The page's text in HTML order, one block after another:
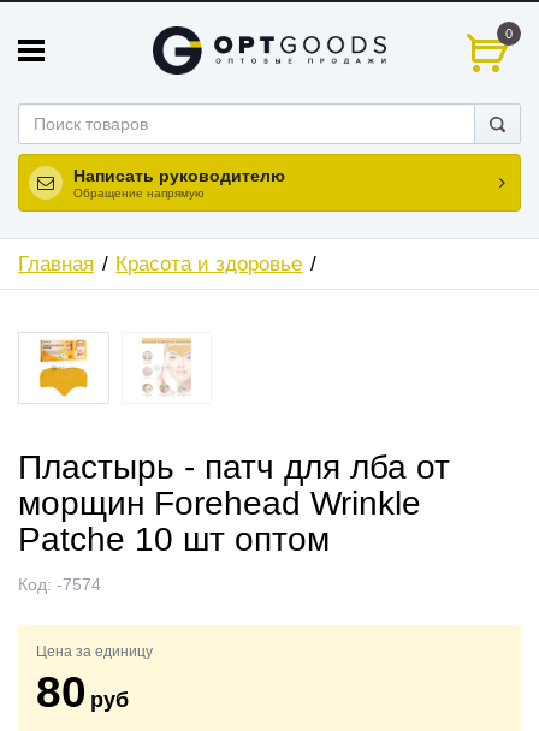
0
Написать руководителю
Обращение напрямую
Главная Красота и здоровье
ХИТ
НОВИНКА
Пластырь - патч для лба от
морщин Forehead Wrinkle
Patche 10 шт оптом
Код: -7574
Цена за единицу
80 руб